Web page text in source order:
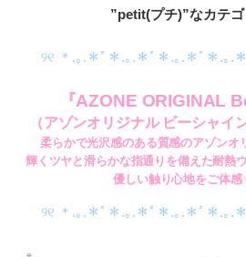
”petit(プチ)”なカテ
୨୧ ＊.｡.＊ﾟ＊.｡.＊ﾟ＊.｡.＊ﾟ＊.｡.
『AZONE ORIGINAL
（アゾンオリジナル ビーシャイ
柔らかで光沢感のある質感のアゾンオ
輝くツヤと滑らかな指通りを備えた耐熱
優しい触り心地をご体感
୨୧ ＊.｡.＊ﾟ＊.｡.＊ﾟ＊.｡.＊ﾟ＊.｡.